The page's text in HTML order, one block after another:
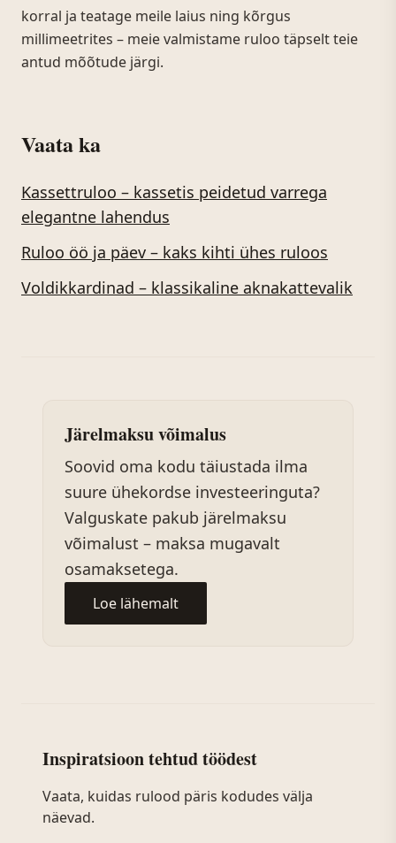
korral ja teatage meile laius ning kõrgus
millimeetrites – meie valmistame ruloo täpselt teie
antud mõõtude järgi.
Vaata ka
Kassettruloo – kassetis peidetud varrega
elegantne lahendus
Ruloo öö ja päev – kaks kihti ühes ruloos
Voldikkardinad – klassikaline aknakattevalik
Järelmaksu võimalus
Soovid oma kodu täiustada ilma
suure ühekordse investeeringuta?
Valguskate pakub järelmaksu
võimalust – maksa mugavalt
osamaksetega.
Loe lähemalt
Inspiratsioon tehtud töödest
Vaata, kuidas rulood päris kodudes välja
näevad.